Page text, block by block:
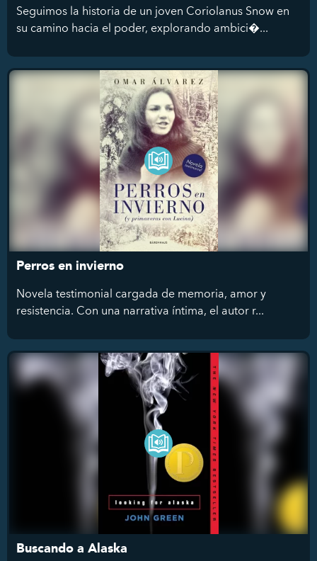
Seguimos la historia de un joven Coriolanus Snow en
su camino hacia el poder, explorando ambici�...
Perros en invierno
Novela testimonial cargada de memoria, amor y
resistencia. Con una narrativa íntima, el autor r...
Buscando a Alaska